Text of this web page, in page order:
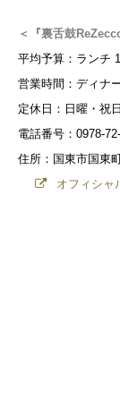
＜『裏舌鼓
平均予算：ランチ
営業時間：ディナ
定休日：日曜・祝日
電話番号：0978-
住所：国東市国東
オフィシャ